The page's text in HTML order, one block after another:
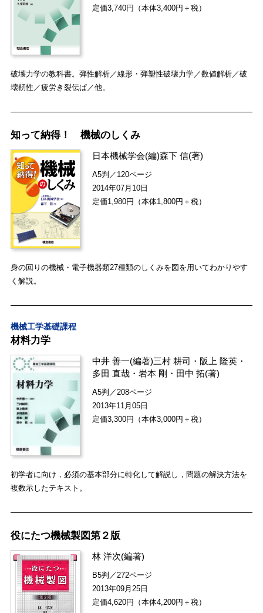
定価3,740円（本体3,400円＋税）
破壊力学の教科書。弾性解析／線形・弾塑性破壊力学／数値解析／破
壊靭性／疲労き裂伝ぱ／他。
知って納得！ 機械のしくみ
日本機械学会(編)森下 信(著)
A5判／120ページ
2014年07月10日
定価1,980円（本体1,800円＋税）
身の回りの機械・電子機器類27種類のしくみを図を用いてわかりやす
く解説。
機械工学基礎課程
材料力学
中井 善一(編著)三村 耕司 ・ 阪上 隆英 ・
多田 直哉 ・岩本 剛 ・ 田中 拓(著)
A5判／208ページ
2013年11月05日
定価3,300円（本体3,000円＋税）
初学者に向け，必須の基本部分に特化して解説し，問題の解決方法を
複数示したテキスト。
役にたつ機械製図第２版
林 洋次(編著)
B5判／272ページ
2013年09月25日
定価4,620円（本体4,200円＋税）